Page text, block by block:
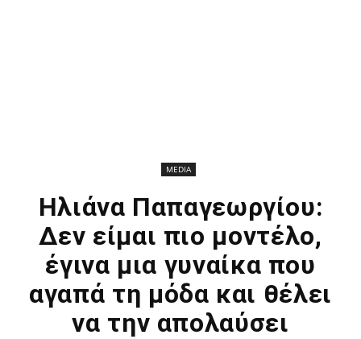
MEDIA
Ηλιάνα Παπαγεωργίου:
Δεν είμαι πιο μοντέλο,
έγινα μια γυναίκα που
αγαπά τη μόδα και θέλει
να την απολαύσει